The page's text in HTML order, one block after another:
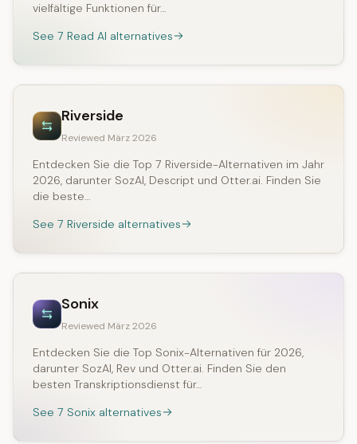
vielfältige Funktionen für…
See 7 Read AI alternatives
Riverside
Reviewed März 2026
Entdecken Sie die Top 7 Riverside-Alternativen im Jahr
2026, darunter SozAI, Descript und Otter.ai. Finden Sie
die beste…
See 7 Riverside alternatives
Sonix
Reviewed März 2026
Entdecken Sie die Top Sonix-Alternativen für 2026,
darunter SozAI, Rev und Otter.ai. Finden Sie den
besten Transkriptionsdienst für…
See 7 Sonix alternatives